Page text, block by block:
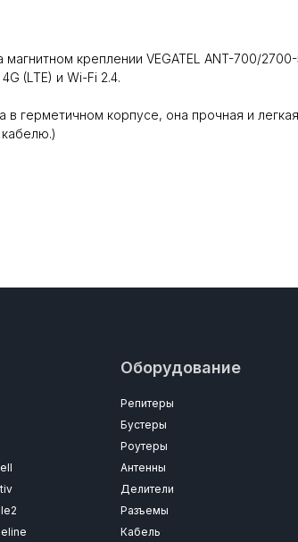
креплении VEGATEL ANT-700/
(LTE) и Wi-Fi 2.4.
в герметичном корпусе, она прочная и
Оборудование
Репитеры
Бустеры
Роутеры
Антенны
Делители
Разъемы
Кабель